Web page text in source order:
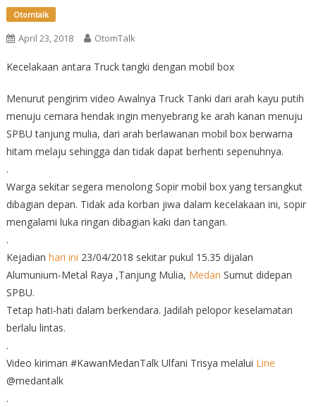
Otomtalk
April 23, 2018 OtomTalk
Kecelakaan antara Truck tangki dengan mobil box
Menurut pengirim video Awalnya Truck Tanki dari arah kayu putih
menuju cemara hendak ingin menyebrang ke arah kanan menuju
SPBU tanjung mulia, dari arah berlawanan mobil box berwarna
hitam melaju sehingga dan tidak dapat berhenti sepenuhnya.
.
Warga sekitar segera menolong Sopir mobil box yang tersangkut
dibagian depan. Tidak ada korban jiwa dalam kecelakaan ini, sopir
mengalami luka ringan dibagian kaki dan tangan.
.
Kejadian hari ini 23/04/2018 sekitar pukul 15.35 dijalan
Alumunium-Metal Raya ,Tanjung Mulia, Medan Sumut didepan
SPBU.
Tetap hati-hati dalam berkendara. Jadilah pelopor keselamatan
berlalu lintas.
.
Video kiriman #KawanMedanTalk Ulfani Trisya melalui Line
@medantalk
.